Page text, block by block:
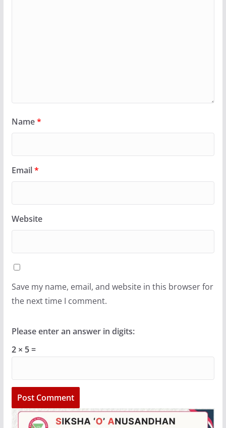
Name*
Email*
Website
Save my name, email, and website in this browser for
the next time I comment.
Please enter an answer in digits:
2 × 5 =